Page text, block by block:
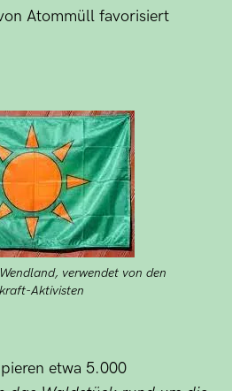
Atommüll favorisiert
verwendet von den
Aktivisten
etwa 5.000